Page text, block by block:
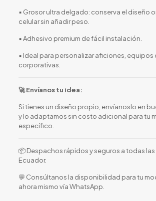
▪️ Grosor ultra delgado: conserva el diseño
celular sin añadir peso.
▪️ Adhesivo premium de fácil instalación.
▪️ Ideal para personalizar aficiones, equipos
corporativas.
🚀 Envíanos tu idea:
Si tienes un diseño propio, envíanoslo en
y lo adaptamos sin costo adicional para tu
específico.
📦 Despachos rápidos y seguros a todas
Ecuador.
💬 Consúltanos la disponibilidad para tu
ahora mismo vía WhatsApp.